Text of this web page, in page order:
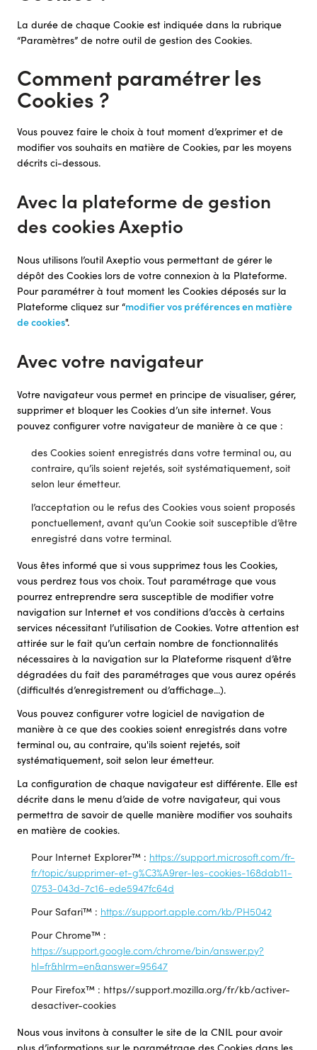
La durée de chaque Cookie est indiquée dans la rubrique
“Paramètres” de notre outil de gestion des Cookies.
Comment paramétrer les
Cookies ?
Vous pouvez faire le choix à tout moment d’exprimer et de
modifier vos souhaits en matière de Cookies, par les moyens
décrits ci-dessous.
Avec la plateforme de gestion
des cookies Axeptio
Nous utilisons l’outil Axeptio vous permettant de gérer le
dépôt des Cookies lors de votre connexion à la Plateforme.
Pour paramétrer à tout moment les Cookies déposés sur la
Plateforme cliquez sur “modifier vos préférences en matière
de cookies".
Avec votre navigateur
Votre navigateur vous permet en principe de visualiser, gérer,
supprimer et bloquer les Cookies d’un site internet. Vous
pouvez configurer votre navigateur de manière à ce que :
des Cookies soient enregistrés dans votre terminal ou, au
contraire, qu’ils soient rejetés, soit systématiquement, soit
selon leur émetteur.
l’acceptation ou le refus des Cookies vous soient proposés
ponctuellement, avant qu’un Cookie soit susceptible d’être
enregistré dans votre terminal.
Vous êtes informé que si vous supprimez tous les Cookies,
vous perdrez tous vos choix. Tout paramétrage que vous
pourrez entreprendre sera susceptible de modifier votre
navigation sur Internet et vos conditions d’accès à certains
services nécessitant l’utilisation de Cookies. Votre attention est
attirée sur le fait qu’un certain nombre de fonctionnalités
nécessaires à la navigation sur la Plateforme risquent d’être
dégradées du fait des paramétrages que vous aurez opérés
(difficultés d’enregistrement ou d’affichage...).
Vous pouvez configurer votre logiciel de navigation de
manière à ce que des cookies soient enregistrés dans votre
terminal ou, au contraire, qu'ils soient rejetés, soit
systématiquement, soit selon leur émetteur.
La configuration de chaque navigateur est différente. Elle est
décrite dans le menu d’aide de votre navigateur, qui vous
permettra de savoir de quelle manière modifier vos souhaits
en matière de cookies.
Pour Internet Explorer™ : https://support.microsoft.com/fr-
fr/topic/supprimer-et-g%C3%A9rer-les-cookies-168dab11-
0753-043d-7c16-ede5947fc64d
Pour Safari™ : https://support.apple.com/kb/PH5042
Pour Chrome™ :
https://support.google.com/chrome/bin/answer.py?
hl=fr&hlrm=en&answer=95647
Pour Firefox™ : https//support.mozilla.org/fr/kb/activer-
desactiver-cookies
Nous vous invitons à consulter le site de la CNIL pour avoir